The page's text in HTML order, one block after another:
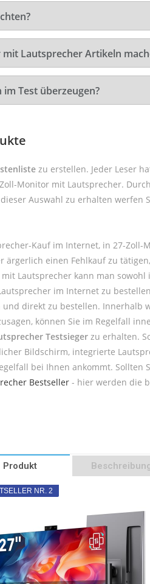
Lautsprecher Artikeln
Test überzeugen?
zu erstellen. Jeder Leser
Monitor mit Lautsprecher.
Auswahl zu erhalten werfen
Kauf im Internet, in 27-
ärgerlich einen Fehlkauf zu
Lautsprecher kann man
im Internet zu
direkt zu bestellen. Innerhalb
können Sie im Regelfall
Testsieger zu erhalten.
Bildschirm, integrierte
bei Ihnen ankommt.
Bestseller - hier werden die
Produkt
NR. 2